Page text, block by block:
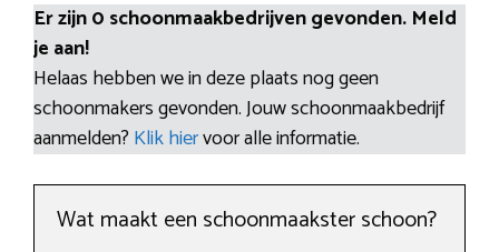
Er zijn 0 schoonmaakbedrijven gevonden. Meld
je aan!
Helaas hebben we in deze plaats nog geen
schoonmakers gevonden. Jouw schoonmaakbedrijf
aanmelden? Klik hiervoor alle informatie.
Wat maakt een schoonmaakster schoon?